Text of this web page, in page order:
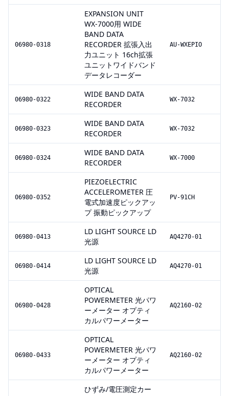
06980-0318
EXPANSION UNIT
WX-7000用 WIDE
BAND DATA
RECORDER 拡張入出
力ユニット 16ch拡張
ユニットワイドバンド
データレコーダー
AU-WXEPIO
06980-0322
WIDE BAND DATA
RECORDER
WX-7032
06980-0323
WIDE BAND DATA
RECORDER
WX-7032
06980-0324
WIDE BAND DATA
RECORDER
WX-7000
06980-0352
PIEZOELECTRIC
ACCELEROMETER 圧
電式加速度ピックアッ
プ 振動ピックアップ
PV-91CH
06980-0413
LD LIGHT SOURCE LD
光源
AQ4270-01
06980-0414
LD LIGHT SOURCE LD
光源
AQ4270-01
06980-0428
OPTICAL
POWERMETER 光パワ
ーメーター オプティ
カルパワーメーター
AQ2160-02
06980-0433
OPTICAL
POWERMETER 光パワ
ーメーター オプティ
カルパワーメーター
AQ2160-02
ひずみ/電圧測定カー